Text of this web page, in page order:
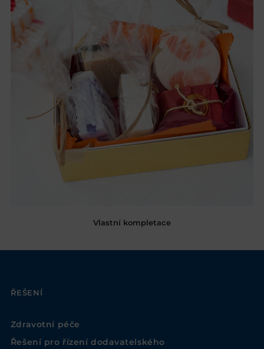
Vlastní kompletace
ŘEŠENÍ
Zdravotní péče
Řešení pro řízení dodavatelského